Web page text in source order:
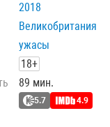
2018
Великобритания
ужасы
18+
89 мин.
5.7 4.9